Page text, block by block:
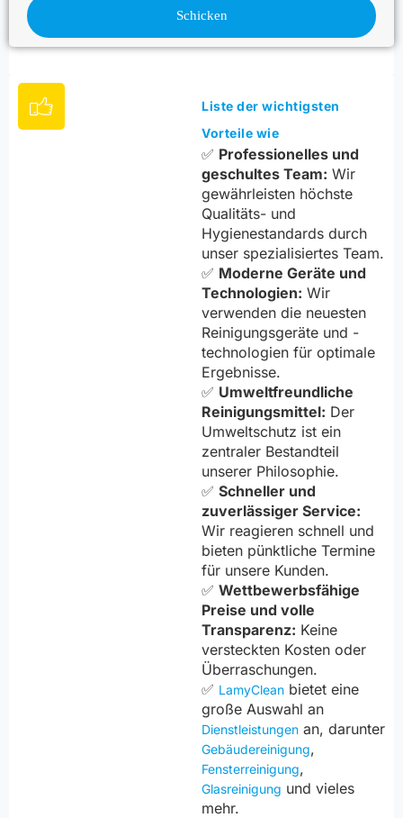
Liste der wichtigsten
Vorteile wie
✅ Professionelles und
geschultes Team: Wir
gewährleisten höchste
Qualitäts- und
Hygienestandards durch
unser spezialisiertes Team.
✅ Moderne Geräte und
Technologien: Wir
verwenden die neuesten
Reinigungsgeräte und -
technologien für optimale
Ergebnisse.
✅ Umweltfreundliche
Reinigungsmittel: Der
Umweltschutz ist ein
zentraler Bestandteil
unserer Philosophie.
✅ Schneller und
zuverlässiger Service:
Wir reagieren schnell und
bieten pünktliche Termine
für unsere Kunden.
✅ Wettbewerbsfähige
Preise und volle
Transparenz: Keine
versteckten Kosten oder
Überraschungen.
✅ LamyClean bietet eine
große Auswahl an
Dienstleistungen an, darunter
Gebäudereinigung,
Fensterreinigung,
Glasreinigung und vieles
mehr.
Schicken